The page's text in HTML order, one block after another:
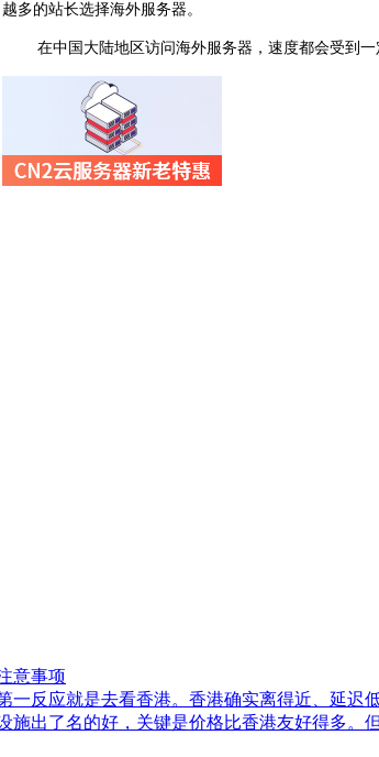
越多的站长选择海外服务器。
在中国大陆地区访问海外服务器，速度都会受到
意事项
一反应就是去看香港。香港确实离得近、延
出了名的好，关键是价格比香港友好得多。